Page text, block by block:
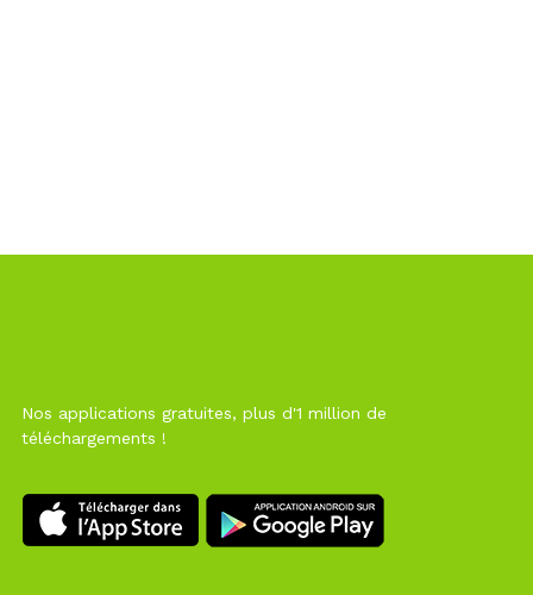
Nos applications gratuites, plus d'1 million de
téléchargements !